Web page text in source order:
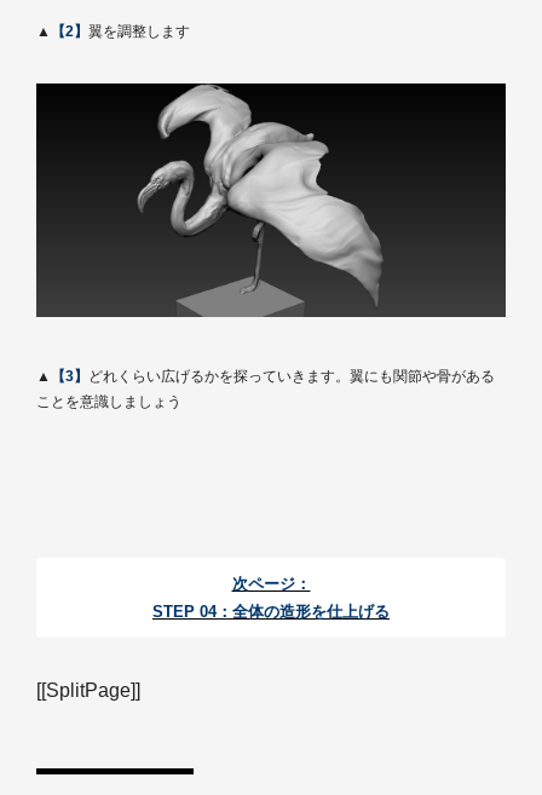
▲ 【2】 翼を調整します
▲ 【3】
どれくらい広げるかを探っていきます。翼にも関節や骨がある
ことを意識しましょう
次ページ：
STEP 04：全体の造形を仕上げる
[[SplitPage]]